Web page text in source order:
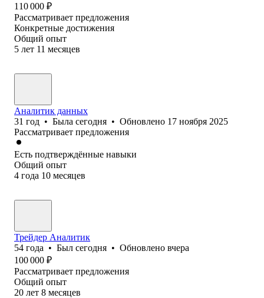
110 000 ₽
Рассматривает предложения
Конкретные достижения
Общий опыт
5 лет 11 месяцев
Аналитик данных
31 год • Была сегодня • Обновлено 17 ноября 2025
Рассматривает предложения
Есть подтверждённые навыки
Общий опыт
4 года 10 месяцев
Трейдер Аналитик
54 года • Был сегодня • Обновлено вчера
100 000 ₽
Рассматривает предложения
Общий опыт
20 лет 8 месяцев